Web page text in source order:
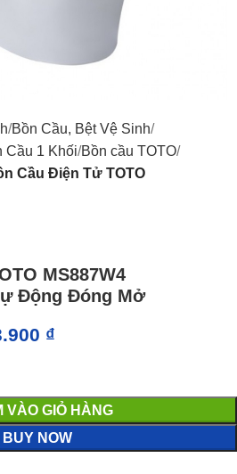
Bồn Cầu, Bệt Vệ Sinh
Cầu 1 Khối Bồn cầu TOTO
Cầu Điện Tử TOTO
MS887W4
Động Đóng Mở
₫
VÀO GIỎ HÀNG
BUY NOW